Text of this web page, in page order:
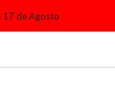
17 de Agosto